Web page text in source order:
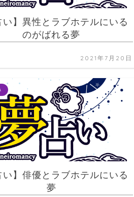
い】異性とラブホテルにいる
のがばれる夢
2021年7月20日
い】俳優とラブホテルにいる
夢